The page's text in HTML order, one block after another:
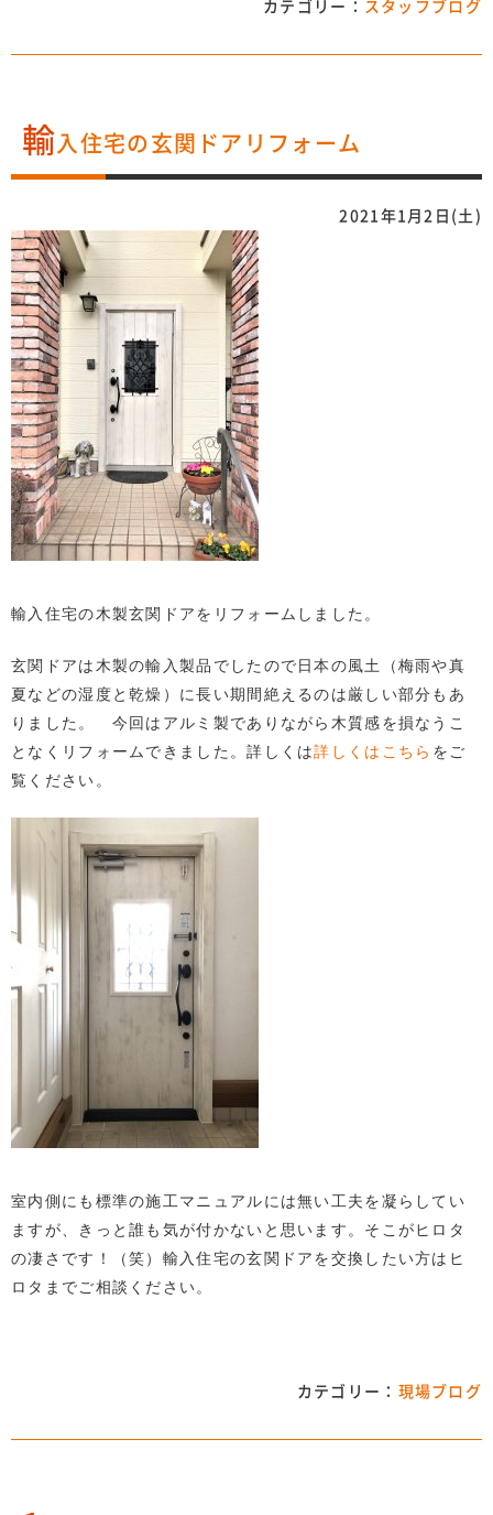
カテゴリー： スタッフブログ
輸 入住宅の玄関ドアリフォーム
2021年1月2日(土)
輸入住宅の木製玄関ドアをリフォームしました。
玄関ドアは木製の輸入製品でしたので日本の風土（梅雨や真
夏などの湿度と乾燥）に長い期間絶えるのは厳しい部分もあ
りました。 今回はアルミ製でありながら木質感を損なうこ
となくリフォームできました。詳しくは詳しくはこちら をご
覧ください。
室内側にも標準の施工マニュアルには無い工夫を凝らしてい
ますが、きっと誰も気が付かないと思います。そこがヒロタ
の凄さです！（笑）輸入住宅の玄関ドアを交換したい方はヒ
ロタまでご相談ください。
カテゴリー： 現場ブログ